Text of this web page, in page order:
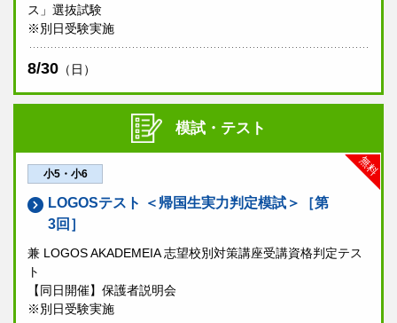
国際基督教大学高等学校
個別相談会
森村学園中等部・高等部
帰国生入試
学校説明会
個別相談会 実施
東京都市大学 付属中学校・高等学校
帰国生入試 中学
学校説明会
個別相談会
佼成学園女子中学高等学校
ス」選抜試験
※別日受験実施
8/30 （日）
模試・テスト
無料
小5・小6
LOGOSテスト ＜帰国生実力判定模試＞［第
3回］
兼 LOGOS AKADEMEIA 志望校別対策講座受講資格判定テス
ト
【同日開催】保護者説明会
※別日受験実施